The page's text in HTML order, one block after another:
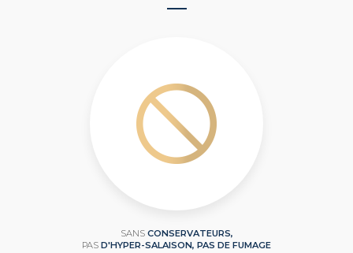
SANS CONSERVATEURS,
PAS D'HYPER-SALAISON, PAS DE FUMAGE